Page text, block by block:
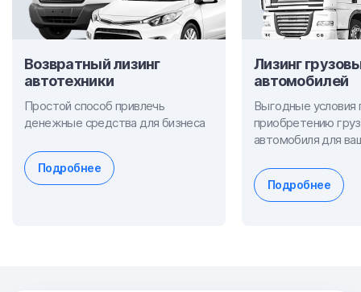
Возвратный лизинг
автотехники
Простой способ привлечь
денежные средства для бизнеса
Подробнее
Лизинг
автомобилей
Выгодные условия
приобретению
автомобиля для
Подробнее